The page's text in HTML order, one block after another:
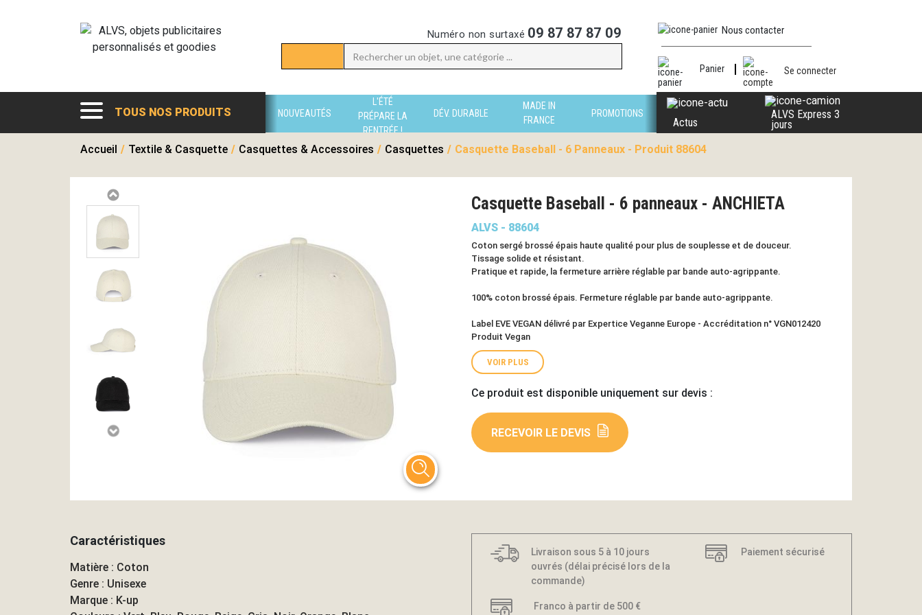
Numéro non surtaxé 09 87 87 87 09 Nous contacter
Panier Se connecter
TOUS NOS PRODUITS NOUVEAUTÉS
L'ÉTÉ
PRÉPARE LA
RENTRÉE !
DÉV. DURABLE
MADE IN
FRANCE
PROMOTIONS
Actus
ALVS Express 3
jours
Accueil / Textile & Casquette / Casquettes & Accessoires / Casquettes / Casquette Baseball - 6 Panneaux - Produit 88604
Casquette Baseball - 6 panneaux - ANCHIETA
ALVS - 88604
Coton sergé brossé épais haute qualité pour plus de souplesse et de douceur.
Tissage solide et résistant.
Pratique et rapide, la fermeture arrière réglable par bande auto-agrippante.
100% coton brossé épais. Fermeture réglable par bande auto-agrippante.
Label EVE VEGAN délivré par Expertice Veganne Europe - Accréditation n° VGN012420
Produit Vegan
VOIR PLUS
Ce produit est disponible uniquement sur devis :
RECEVOIR LE DEVIS
Caractéristiques
Matière : Coton
Genre : Unisexe
Marque : K-up
Livraison sous 5 à 10 jours
ouvrés (délai précisé lors de la
commande)
Paiement sécurisé
Franco à partir de 500 €